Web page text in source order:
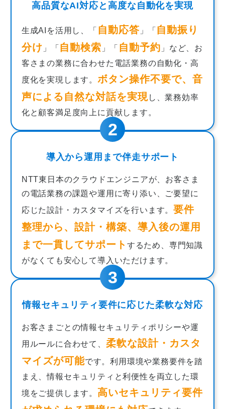
高品質なAI対応と高度な自動化を実現
生成AIを活用し、「 自動応答 」「 自動振り
分け 」「 自動検索 」「 自動予約 」など、お
客さまの業務に合わせた電話業務の自動化・高
度化を実現します。 ボタン操作不要で、音
声による自然な対話を実現し、業務効率
化と顧客満足度向上に貢献します。
導入から運用まで伴走サポート
NTT東日本のクラウドエンジニアが、お客さま
の電話業務の課題や運用に寄り添い、ご要望に
応じた設計・カスタマイズを行います。要件
整理から、設計・構築、導入後の運用
まで一貫してサポート するため、専門知識
がなくても安心して導入いただけます。
情報セキュリティ要件に応じた柔軟な対応
お客さまごとの情報セキュリティポリシーや運
用ルールに合わせて、 柔軟な設計・カスタ
マイズが可能です。利用環境や業務要件を踏
まえ、情報セキュリティと利便性を両立した環
境をご提供します。 高いセキュリティ要件